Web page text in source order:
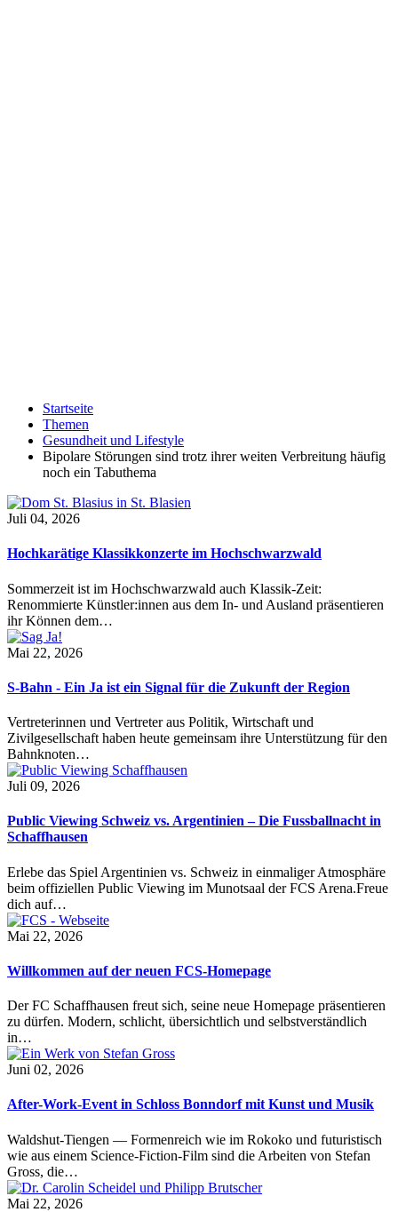
Startseite
Themen
Gesundheit und Lifestyle
Bipolare Störungen sind trotz ihrer weiten Verbreitung häufig
noch ein Tabuthema
Juli 04, 2026
Hochkarätige Klassikkonzerte im Hochschwarzwald
Sommerzeit ist im Hochschwarzwald auch Klassik-Zeit:
Renommierte Künstler:innen aus dem In- und Ausland präsentieren
ihr Können dem…
Mai 22, 2026
S-Bahn - Ein Ja ist ein Signal für die Zukunft der Region
Vertreterinnen und Vertreter aus Politik, Wirtschaft und
Zivilgesellschaft haben heute gemeinsam ihre Unterstützung für den
Bahnknoten…
Juli 09, 2026
Public Viewing Schweiz vs. Argentinien – Die Fussballnacht in
Schaffhausen
Erlebe das Spiel Argentinien vs. Schweiz in einmaliger Atmosphäre
beim offiziellen Public Viewing im Munotsaal der FCS Arena.Freue
dich auf…
Mai 22, 2026
Willkommen auf der neuen FCS-Homepage
Der FC Schaffhausen freut sich, seine neue Homepage präsentieren
zu dürfen. Modern, schlicht, übersichtlich und selbstverständlich
in…
Juni 02, 2026
After-Work-Event in Schloss Bonndorf mit Kunst und Musik
Waldshut-Tiengen — Formenreich wie im Rokoko und futuristisch
wie aus einem Science-Fiction-Film sind die Arbeiten von Stefan
Gross, die…
Mai 22, 2026